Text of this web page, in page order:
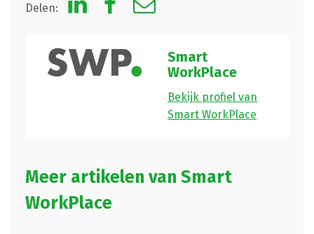
Delen:
Smart
WorkPlace
Bekijk profiel van
Smart WorkPlace
Meer artikelen van Smart
WorkPlace